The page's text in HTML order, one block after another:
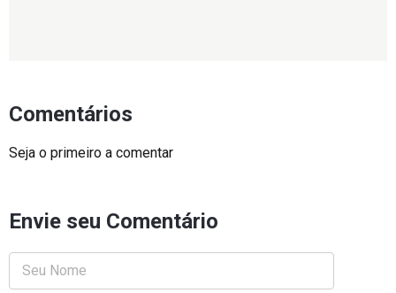
Comentários
Seja o primeiro a comentar
Envie seu Comentário